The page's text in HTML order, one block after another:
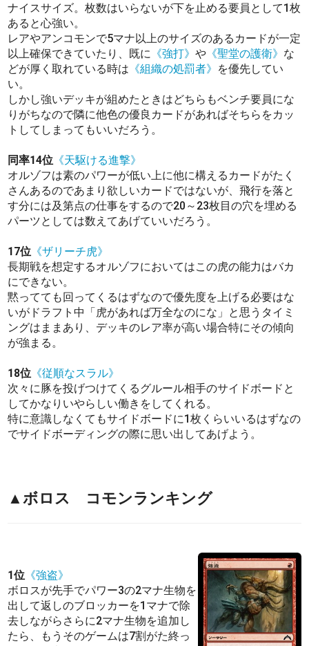
ナイスサイズ。枚数はいらないが下を止める要員として1枚
あると心強い。
レアやアンコモンで5マナ以上のサイズのあるカードが一定
以上確保できていたり、既に 《強打》や 《聖堂の護衛》 な
どが厚く取れている時は 《組織の処罰者》 を優先してい
い。
しかし強いデッキが組めたときはどちらもベンチ要員にな
りがちなので隣に他色の優良カードがあればそちらをカッ
トしてしまってもいいだろう。
同率14位 《天駆ける進撃》
オルゾフは素のパワーが低い上に他に構えるカードがたく
さんあるのであまり欲しいカードではないが、飛行を落と
す分には及第点の仕事をするので20～23枚目の穴を埋める
パーツとしては数えてあげていいだろう。
17位 《ザリーチ虎》
長期戦を想定するオルゾフにおいてはこの虎の能力はバカ
にできない。
黙ってても回ってくるはずなので優先度を上げる必要はな
いがドラフト中「虎があれば万全なのにな」と思うタイミ
ングはままあり、デッキのレア率が高い場合特にその傾向
が強まる。
18位 《従順なスラル》
次々に豚を投げつけてくるグルール相手のサイドボードと
してかなりいやらしい働きをしてくれる。
特に意識しなくてもサイドボードに1枚くらいいるはずなの
でサイドボーディングの際に思い出してあげよう。
▲ボロス コモンランキング
1位 《強盗》
ボロスが先手でパワー3の2マナ生物を
出して返しのブロッカーを1マナで除
去しながらさらに2マナ生物を追加し
たら、もうそのゲームは7割がた終っ